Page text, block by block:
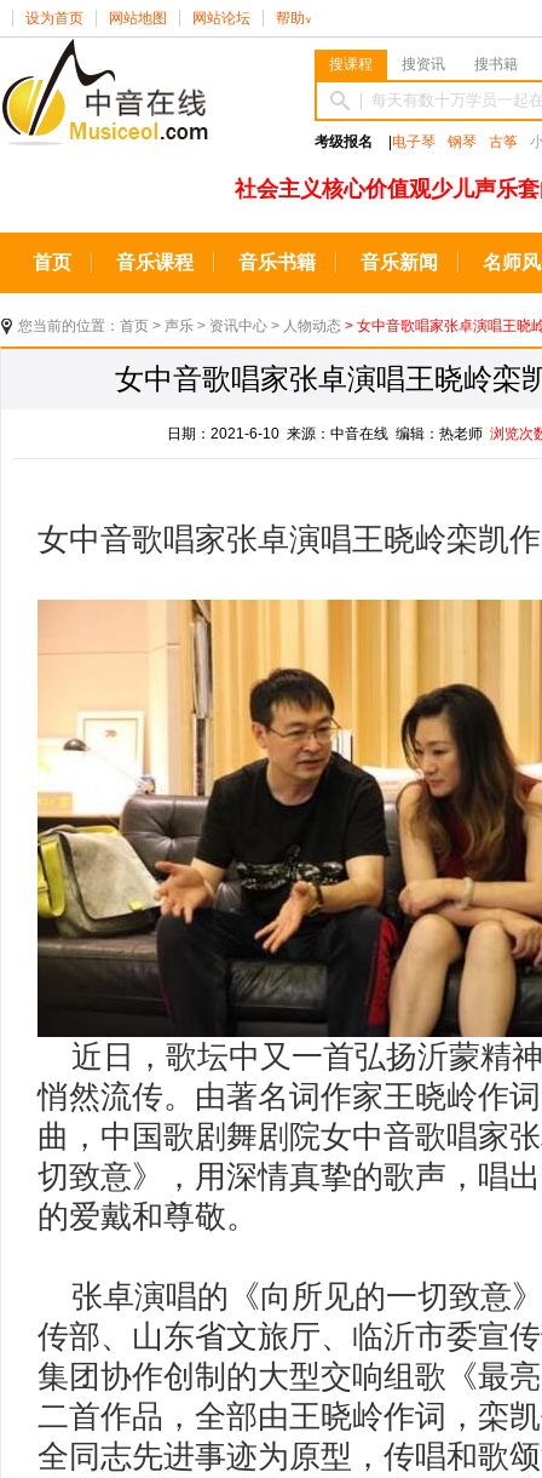
设为首页 网站地图 网站论坛 帮助 ∨
搜课程 搜资讯 搜书籍
考级报名 电子琴 钢琴 古筝
社会主义核心价值观少儿声乐
首页 音乐课程 音乐书籍 音乐新闻 名师
您当前的位置： 首页 > 声乐 > 资讯中心 > 人物动态 > ​女中音歌唱家张卓演唱王晓
女中音歌唱家张卓演唱王晓岭栾
日期：2021-6-10 来源：中音在线 编辑：热老师浏览次
女中音歌唱家张卓演唱王晓岭栾凯
近日，歌坛中又一首弘扬沂蒙精
悄然流传。由著名词作家王晓岭作
曲，中国歌剧舞剧院女中音歌唱家
切致意》，用深情真挚的歌声，唱
的爱戴和尊敬。
张卓演唱的《向所见的一切致意
传部、山东省文旅厅、临沂市委宣
集团协作创制的大型交响组歌《最
二首作品，全部由王晓岭作词，栾
全同志先进事迹为原型，传唱和歌